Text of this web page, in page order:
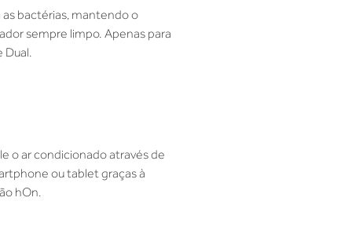
as bactérias, mantendo o
sempre limpo. Apenas para
Dual.
o ar condicionado através de
ou tablet graças à
hOn.